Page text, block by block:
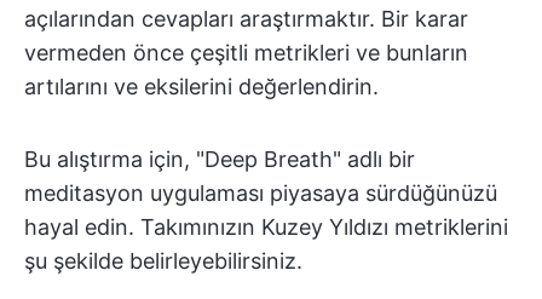
açılarından cevapları araştırmaktır. Bir karar
vermeden önce çeşitli metrikleri ve bunların
artılarını ve eksilerini değerlendirin.
Bu alıştırma için, "Deep Breath" adlı bir
meditasyon uygulaması piyasaya sürdüğünüzü
hayal edin. Takımınızın Kuzey Yıldızı metriklerini
şu şekilde belirleyebilirsiniz.